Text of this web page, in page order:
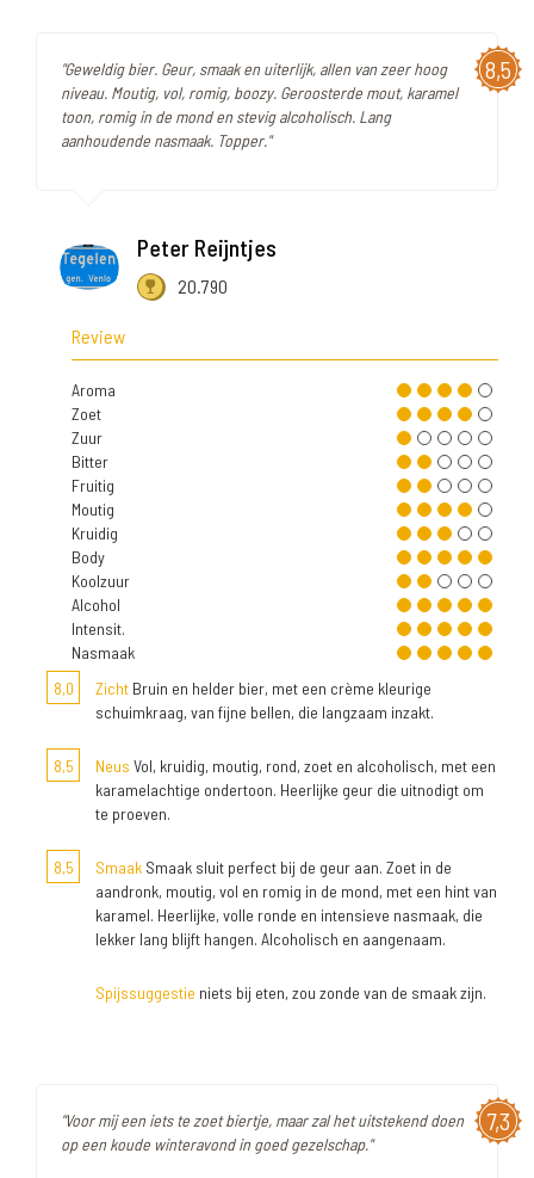
8,5
"Geweldig bier. Geur, smaak en uiterlijk, allen van zeer hoog
niveau. Moutig, vol, romig, boozy. Geroosterde mout, karamel
toon, romig in de mond en stevig alcoholisch. Lang
aanhoudende nasmaak. Topper."
Peter Reijntjes
20.790
Review
Aroma
Zoet
Zuur
Bitter
Fruitig
Moutig
Kruidig
Body
Koolzuur
Alcohol
Intensit.
Nasmaak
8,0
Zicht Bruin en helder bier, met een crème kleurige
schuimkraag, van fijne bellen, die langzaam inzakt.
8,5 Neus Vol, kruidig, moutig, rond, zoet en alcoholisch, met een
karamelachtige ondertoon. Heerlijke geur die uitnodigt om
te proeven.
8,5 Smaak Smaak sluit perfect bij de geur aan. Zoet in de
aandronk, moutig, vol en romig in de mond, met een hint van
karamel. Heerlijke, volle ronde en intensieve nasmaak, die
lekker lang blijft hangen. Alcoholisch en aangenaam.
Spijssuggestie niets bij eten, zou zonde van de smaak zijn.
7,3
"Voor mij een iets te zoet biertje, maar zal het uitstekend doen
op een koude winteravond in goed gezelschap."